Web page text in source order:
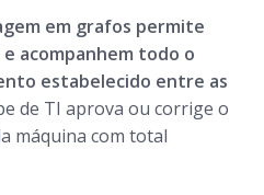
em grafos permite
acompanhem todo o
estabelecido entre as
de TI aprova ou corrige o
máquina com total